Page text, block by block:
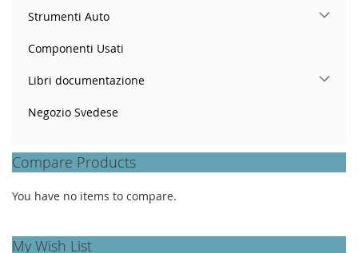
Strumenti Auto
Componenti Usati
Libri documentazione
Negozio Svedese
Compare Products
You have no items to compare.
My Wish List